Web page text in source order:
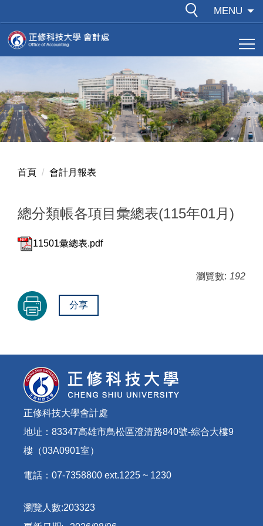
到
主
要
區
MENU
首頁 會計月報表
總分類帳各項目彙總表(115年01月)
11501彙總表.pdf
瀏覽數: 192
分享
正修科技大學會計處
地址：83347高雄市鳥松區澄清路840號-綜合大樓9
樓（03A0901室）
電話：07-7358800 ext.1225 ~ 1230
瀏覽人數:203323